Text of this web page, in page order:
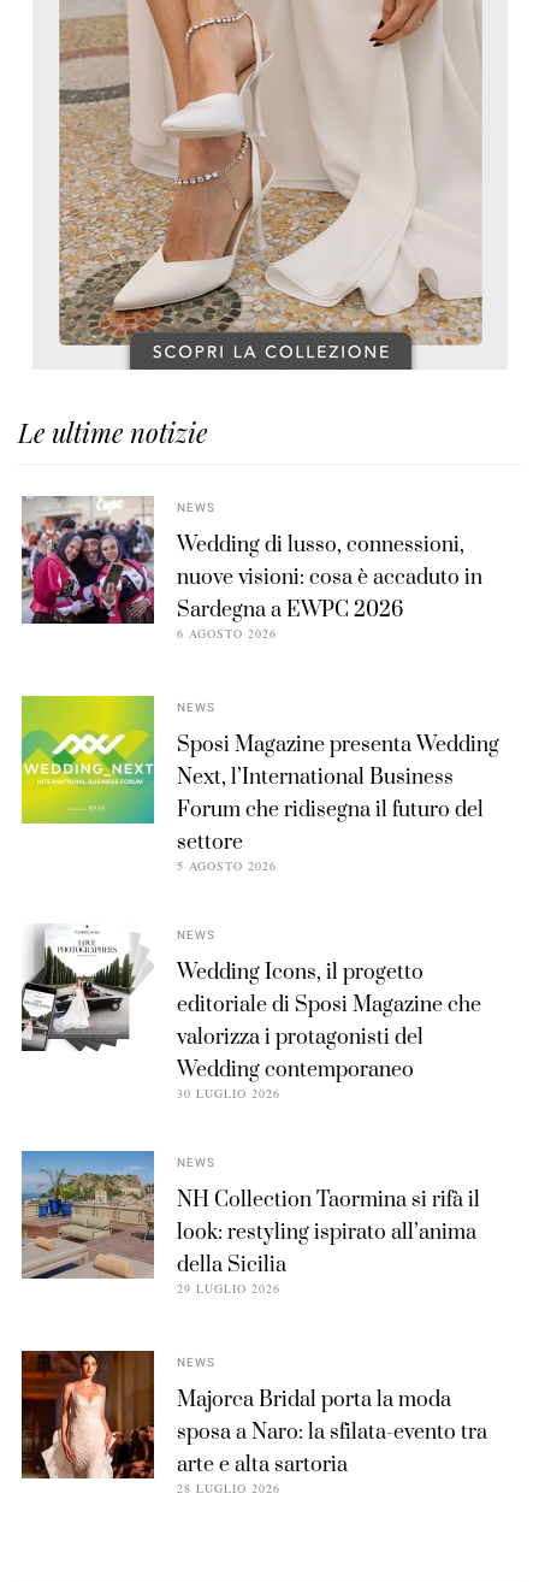
Le ultime notizie
NEWS
Wedding di lusso, connessioni,
nuove visioni: cosa è accaduto in
Sardegna a EWPC 2026
6 AGOSTO 2026
NEWS
Sposi Magazine presenta Wedding
Next, l’International Business
Forum che ridisegna il futuro del
settore
5 AGOSTO 2026
NEWS
Wedding Icons, il progetto
editoriale di Sposi Magazine che
valorizza i protagonisti del
Wedding contemporaneo
30 LUGLIO 2026
NEWS
NH Collection Taormina si rifà il
look: restyling ispirato all’anima
della Sicilia
29 LUGLIO 2026
NEWS
Majorca Bridal porta la moda
sposa a Naro: la sfilata-evento tra
arte e alta sartoria
28 LUGLIO 2026